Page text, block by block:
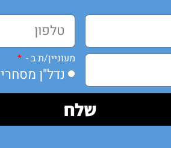
מעוניין/ת ב -
נדל"ן מסחרי
שלח